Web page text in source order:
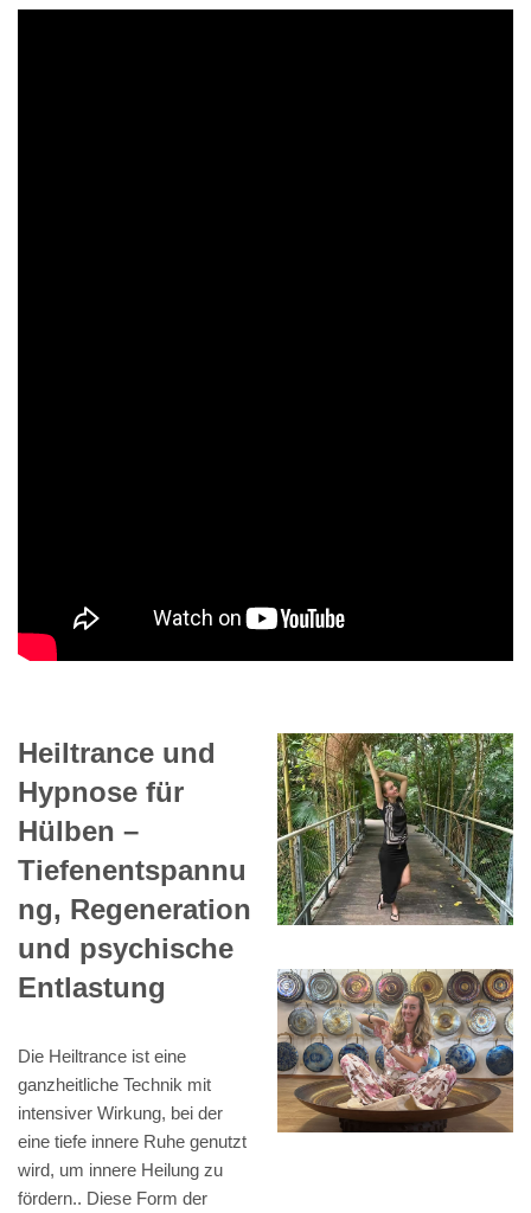
Heiltrance und
Hypnose für
Hülben –
Tiefenentspannu
ng, Regeneration
und psychische
Entlastung
Die Heiltrance ist eine
ganzheitliche Technik mit
intensiver Wirkung, bei der
eine tiefe innere Ruhe genutzt
wird, um innere Heilung zu
fördern.. Diese Form der